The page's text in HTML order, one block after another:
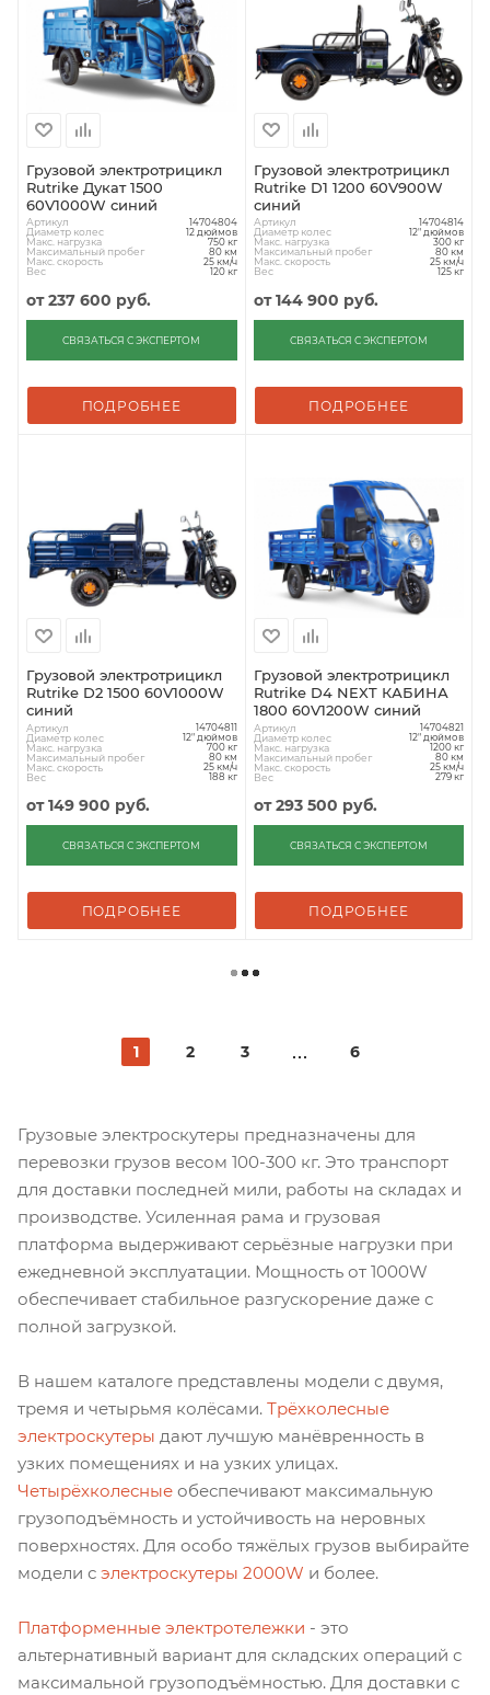
Грузовой электротрицикл
Rutrike Дукат 1500
60V1000W синий
Артикул 14704804
Диаметр колес 12 дюймов
Макс. нагрузка 750 кг
Максимальный пробег 80 км
Макс. скорость 25 км/ч
Вес 120 кг
от237 600 руб.
СВЯЗАТЬСЯ С ЭКСПЕРТОМ
ПОДРОБНЕЕ
Грузовой электротрицикл
Rutrike D1 1200 60V900W
синий
Артикул 14704814
Диаметр колес 12" дюймов
Макс. нагрузка 300 кг
Максимальный пробег 80 км
Макс. скорость 25 км/ч
Вес 125 кг
от144 900 руб.
СВЯЗАТЬСЯ С ЭКСПЕРТОМ
ПОДРОБНЕЕ
Грузовой электротрицикл
Rutrike D2 1500 60V1000W
синий
Артикул 14704811
Диаметр колес 12" дюймов
Макс. нагрузка 700 кг
Максимальный пробег 80 км
Макс. скорость 25 км/ч
Вес 188 кг
от149 900 руб.
СВЯЗАТЬСЯ С ЭКСПЕРТОМ
ПОДРОБНЕЕ
Грузовой электротрицикл
Rutrike D4 NEXT КАБИНА
1800 60V1200W синий
Артикул 14704821
Диаметр колес 12" дюймов
Макс. нагрузка 1200 кг
Максимальный пробег 80 км
Макс. скорость 25 км/ч
Вес 279 кг
от293 500 руб.
СВЯЗАТЬСЯ С ЭКСПЕРТОМ
ПОДРОБНЕЕ
1 2 3 6
Грузовые электроскутеры предназначены для
перевозки грузов весом 100-300 кг. Это транспорт
для доставки последней мили, работы на складах и
производстве. Усиленная рама и грузовая
платформа выдерживают серьёзные нагрузки при
ежедневной эксплуатации. Мощность от 1000W
обеспечивает стабильное разгускорение даже с
полной загрузкой.
В нашем каталоге представлены модели с двумя,
тремя и четырьмя колёсами. Трёхколесные
электроскутеры дают лучшую манёвренность в
узких помещениях и на узких улицах.
Четырёхколесные обеспечивают максимальную
грузоподъёмность и устойчивость на неровных
поверхностях. Для особо тяжёлых грузов выбирайте
модели с электроскутеры 2000W и более.
Платформенные электротележки - это
альтернативный вариант для складских операций с
максимальной грузоподъёмностью. Для доставки с